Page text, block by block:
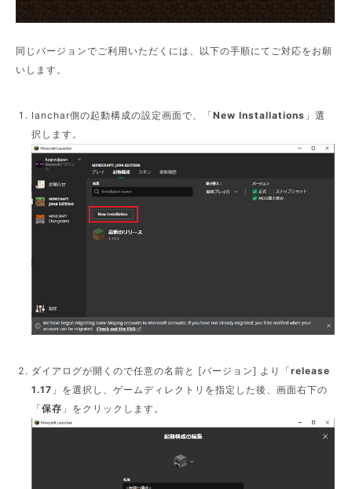
同じバージョンでご利用いただくには、以下の手順にてご対応をお願
いします。
lanchar側の起動構成の設定画面で、「New Installations 」選
択します。
ダイアログが開くので任意の名前と [バージョン] より「release
1.17 」を選択し、ゲームディレクトリを指定した後、画面右下の
「保存 」をクリックします。